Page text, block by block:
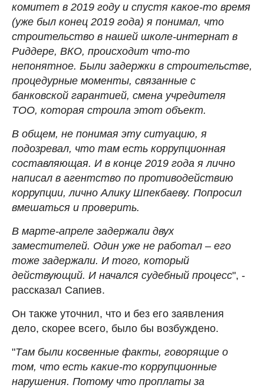
комитет в 2019 году и спустя какое-то время
(уже был конец 2019 года) я понимал, что
строительство в нашей школе-интернат в
Риддере, ВКО, происходит что-то
непонятное. Были задержки в строительстве,
процедурные моменты, связанные с
банковской гарантией, смена учредителя
ТОО, которая строила этот объект.
В общем, не понимая эту ситуацию, я
подозревал, что там есть коррупционная
составляющая. И в конце 2019 года я лично
написал в агентство по противодействию
коррупции, лично Алику Шпекбаеву. Попросил
вмешаться и проверить.
В марте-апреле задержали двух
заместителей. Один уже не работал – его
тоже задержали. И того, который
действующий. И начался судебный процесс", -
рассказал Сапиев.
Он также уточнил, что и без его заявления
дело, скорее всего, было бы возбуждено.
"Там были косвенные факты, говорящие о
том, что есть какие-то коррупционные
нарушения. Потому что проплаты за